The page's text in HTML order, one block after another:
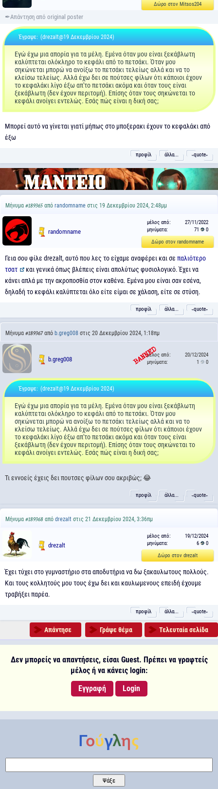
Δώρο στον Mitsos204
Έγραψε: (drezalt@19 Δεκεμβρίου 2024)
Εγώ έχω μια απορία για τα μέλη. Εμένα όταν μου είναι ξεκάβλωτη
καλύπτεται ολόκληρο το κεφάλι από το πετσάκι. Όταν μου
σηκώνεται μπορώ να ανοίξω το πετσάκι τελείως αλλά και να το
κλείσω τελείως. Αλλά έχω δει σε πούτσες φίλων ότι κάποιοι έχουν
το κεφαλάκι λίγο έξω απ'το πετσάκι ακόμα και όταν τους είναι
ξεκάβλωτη (δεν έχουν περιτομή). Επίσης όταν τους σηκώνεται το
κεφάλι ανοίγει εντελώς. Εσάς πώς είναι η δική σας;
Μπορεί αυτό να γίνεται γιατί μήπως στο μποξερακι έχουν το κεφαλάκι από
έξω
προφίλ άλλα... ˵quote˶
Μήνυμα #189365 από randomname στις 19 Δεκεμβρίου 2024, 2:48μμ
randomname
μέλος από:
27/11/2022
μηνύματα:
71
0
Δώρο στον randomname
Γεια σου φίλε drezalt, αυτό που λες το είχαμε αναφέρει και σε παλιότερο
τσατ
και γενικά όπως βλέπεις είναι απολύτως φυσιολογικό. Έχει να
κάνει απλά με την ακροποσθία στον καθένα. Εμένα μου είναι σαν εσένα,
δηλαδή το κεφάλι καλύπτεται όλο είτε είμαι σε χάλαση, είτε σε στύση.
προφίλ άλλα... ˵quote˶
Μήνυμα #189367από b.greg008 στις 20 Δεκεμβρίου 2024, 1:18πμ
b.greg008
μέλος από:
20/12/2024
μηνύματα:
1 0
Έγραψε: (drezalt@19 Δεκεμβρίου 2024)
Εγώ έχω μια απορία για τα μέλη. Εμένα όταν μου είναι ξεκάβλωτη
καλύπτεται ολόκληρο το κεφάλι από το πετσάκι. Όταν μου
σηκώνεται μπορώ να ανοίξω το πετσάκι τελείως αλλά και να το
κλείσω τελείως. Αλλά έχω δει σε πούτσες φίλων ότι κάποιοι έχουν
το κεφαλάκι λίγο έξω απ'το πετσάκι ακόμα και όταν τους είναι
ξεκάβλωτη (δεν έχουν περιτομή). Επίσης όταν τους σηκώνεται το
κεφάλι ανοίγει εντελώς. Εσάς πώς είναι η δική σας;
Τι εννοείς έχεις δει πουτσες φίλων σου ακριβώς; 😂
προφίλ άλλα... ˵quote˶
Μήνυμα #189368 από drezalt στις 21 Δεκεμβρίου 2024, 3:36πμ
drezalt
μέλος από:
19/12/2024
μηνύματα:
6
0
Δώρο στον drezalt
Έχει τύχει στο γυμναστήριο στα αποδυτήρια να δω ξακαυλωτους πολλούς.
Και τους κολλητούς μου τους έχω δει και καυλωμενους επειδή έχουμε
τραβήξει παρέα.
προφίλ άλλα... ˵quote˶
Απάντησε Γράψε θέμα Τελευταία σελίδα
Δεν μπορείς να απαντήσεις, είσαι Guest. Πρέπει να γραφτείς
μέλος ή να κάνεις login:
Εγγραφή
Login